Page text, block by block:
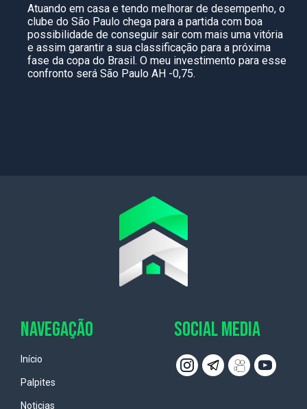
Atuando em casa e tendo melhorar de desempenho, o
clube do São Paulo chega para a partida com boa
possibilidade de conseguir sair com mais uma vitória
e assim garantir a sua classificação para a próxima
fase da copa do Brasil. O meu investimento para esse
confronto será São Paulo AH -0,75.
NAVEGAÇÃO
Início
Palpites
Noticias
SOCIAL MEDIA